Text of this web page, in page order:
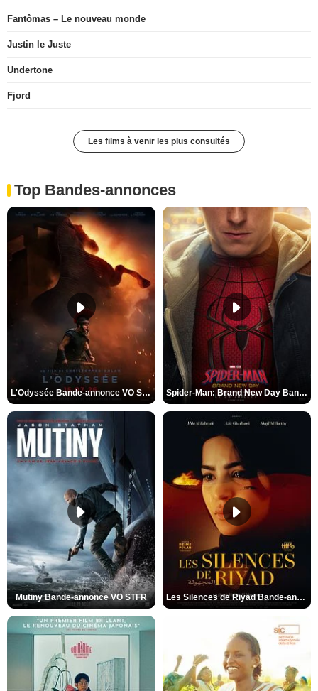
Fantômas – Le nouveau monde
Justin le Juste
Undertone
Fjord
Les films à venir les plus consultés
Top Bandes-annonces
L'Odyssée Bande-annonce VO STFR Spider-Man: Brand New Day Bande-annonce VO STFR
Mutiny Bande-annonce VO STFR Les Silences de Riyad Bande-annonce VO STFR